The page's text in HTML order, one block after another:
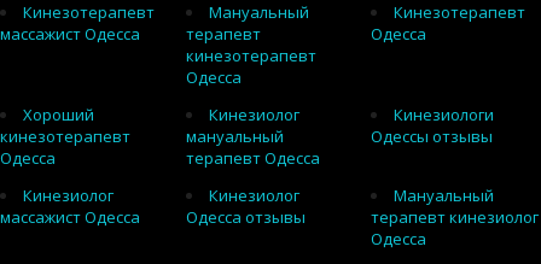
Кинезотерапевт
массажист Одесса
Мануальный
терапевт
кинезотерапевт
Одесса
Кинезотерапевт
Одесса
Хороший
кинезотерапевт
Одесса
Кинезиолог
мануальный
терапевт Одесса
Кинезиологи
Одессы отзывы
Кинезиолог
массажист Одесса
Кинезиолог
Одесса отзывы
Мануальный
терапевт кинезиолог
Одесса